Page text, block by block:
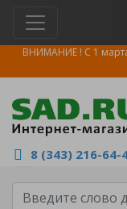
ВНИМАНИЕ ! С 1
8 (343) 216-64-